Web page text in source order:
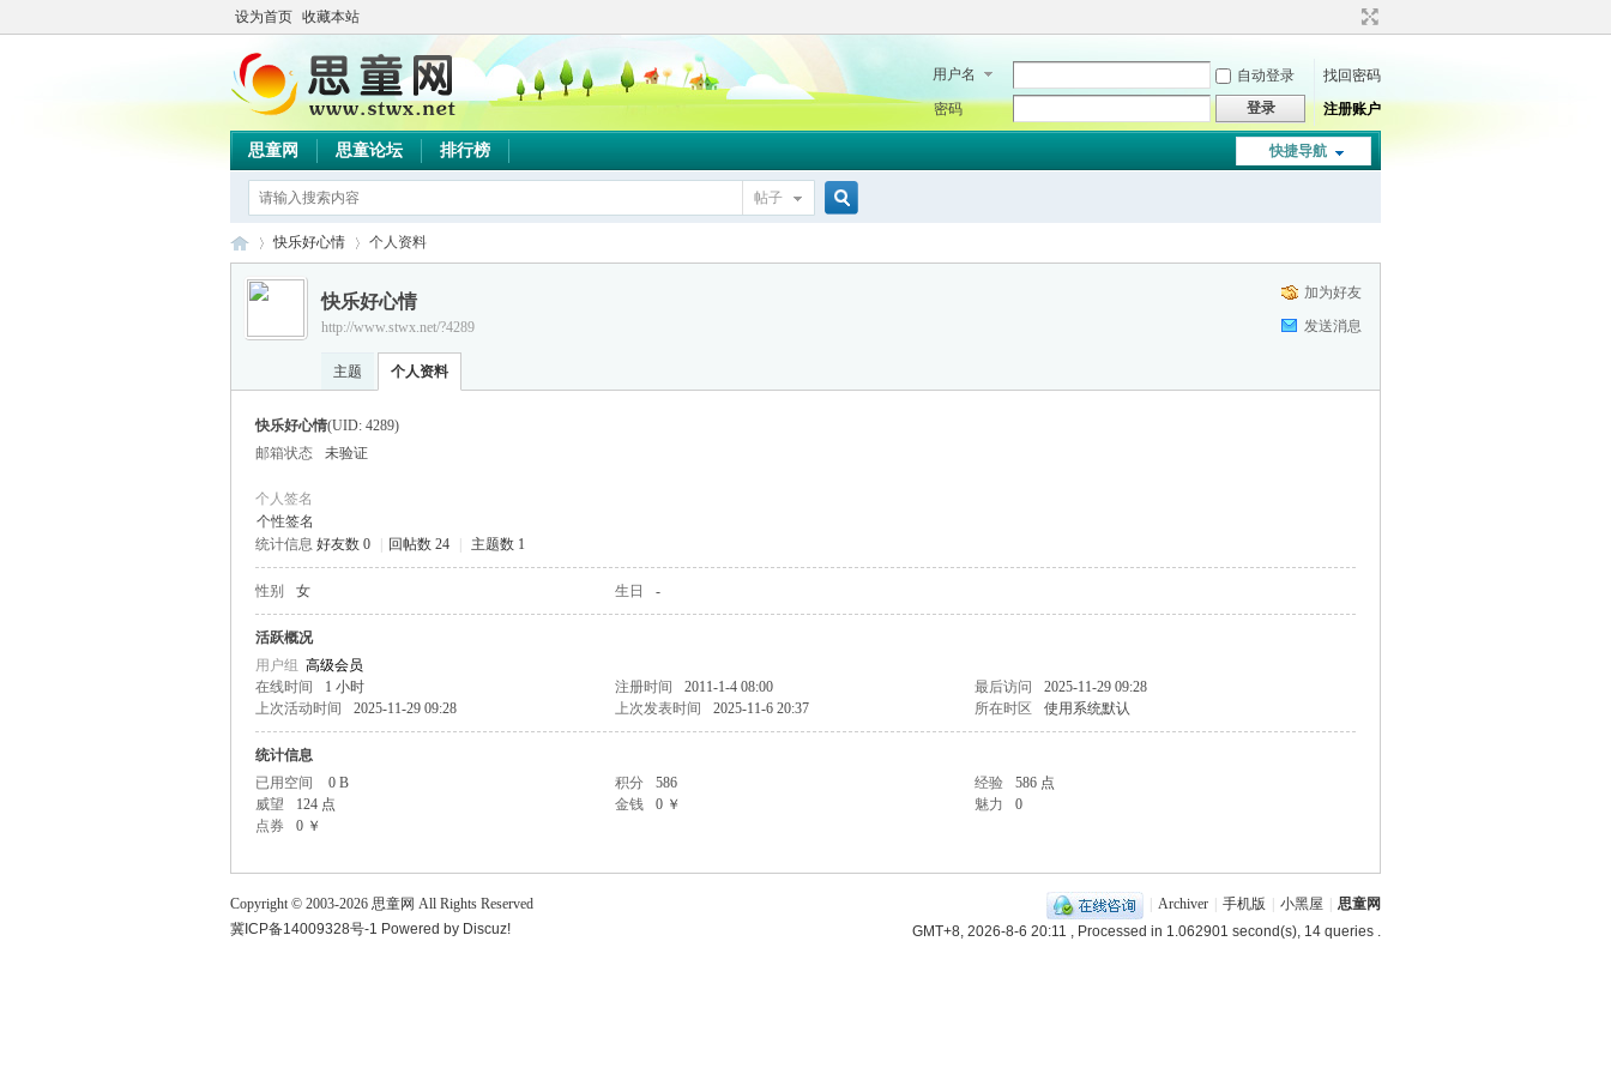
设为首页 收藏本站
用户名 自动登录
找回密码
密码
登录 注册账户
快捷导航
思童网 思童论坛 排行榜
帖子
›
快乐好心情 个人资料
加为好友
发送消息
快乐好心情
http://www.stwx.net/?4289
主题 个人资料
快乐好心情(UID: 4289)
邮箱状态
未验证
个人签名
个性签名
统计信息 好友数 0 回帖数 24 主题数 1
性别 女 生日 -
活跃概况
用户组 高级会员
在线时间
1 小时 注册时间 2011-1-4 08:00 最后访问
2025-11-29 09:28
上次活动时间
2025-11-29 09:28 上次发表时间 2025-11-6 20:37 所在时区 使用系统默认
统计信息
已用空间
0 B 积分 586 经验
586 点
威望
124 点 金钱 0 ￥ 魅力
0
点券
0 ￥
Archiver 手机版 小黑屋
思童网
GMT+8, 2026-8-6 20:11 , Processed in 1.062901 second(s), 14 queries .
Copyright © 2003-2026 思童网 All Rights Reserved
冀ICP备14009328号-1 Powered by Discuz!